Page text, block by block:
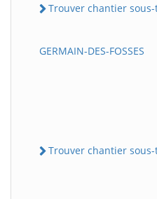
Trouver chantier
GERMAIN-DES-FOSSES
Trouver chantier sous-